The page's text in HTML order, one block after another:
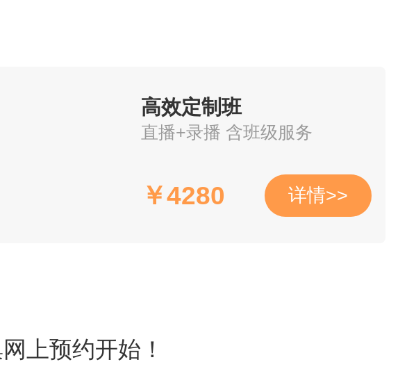
高效定制班
直播+录播 含班级服务
￥4280 详情>>
上预约开始！